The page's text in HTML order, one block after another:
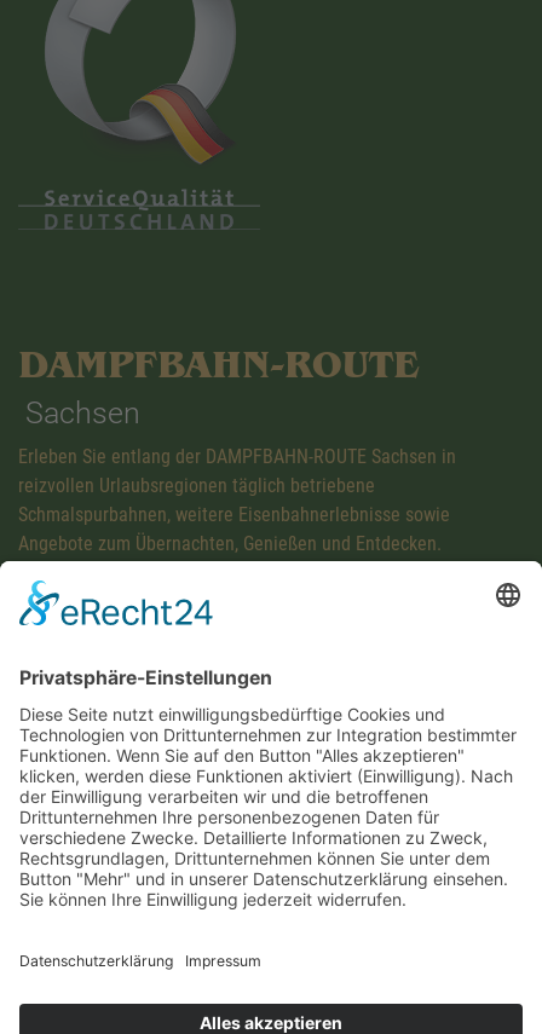
DAMPFBAHN-ROUTE
Sachsen
Erleben Sie entlang der DAMPFBAHN-ROUTE Sachsen in
reizvollen Urlaubsregionen täglich betriebene
Schmalspurbahnen, weitere Eisenbahnerlebnisse sowie
Angebote zum Übernachten, Genießen und Entdecken.
Diese Maßnahme wird mitfinanziert mit Steuermitteln auf